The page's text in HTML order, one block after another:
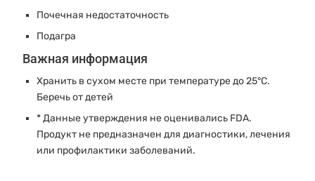
Почечная недостаточность
Подагра
Важная информация
Хранить в сухом месте при температуре до 25°C.
Беречь от детей
* Данные утверждения не оценивались FDA.
Продукт не предназначен для диагностики, лечения
или профилактики заболеваний.